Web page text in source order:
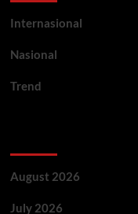
Internasional
Nasional
Trend
August 2026
July 2026